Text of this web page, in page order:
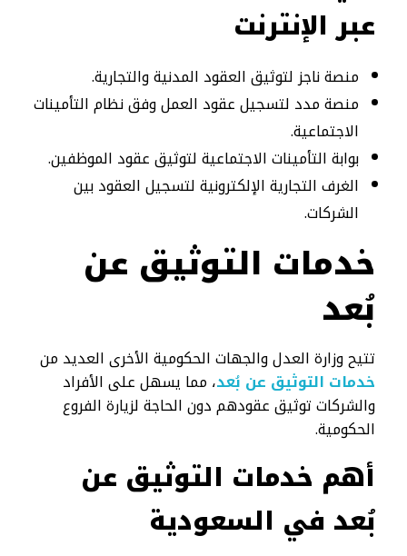
عبر الإنترنت
منصة ناجز لتوثيق العقود المدنية والتجارية.
منصة مدد لتسجيل عقود العمل وفق نظام التأمينات
الاجتماعية.
بوابة التأمينات الاجتماعية لتوثيق عقود الموظفين.
الغرف التجارية الإلكترونية لتسجيل العقود بين
الشركات.
خدمات التوثيق عن
بُعد
تتيح وزارة العدل والجهات الحكومية الأخرى العديد من
خدمات التوثيق عن بُعد، مما يسهل على الأفراد
والشركات توثيق عقودهم دون الحاجة لزيارة الفروع
الحكومية.
أهم خدمات التوثيق عن
بُعد في السعودية